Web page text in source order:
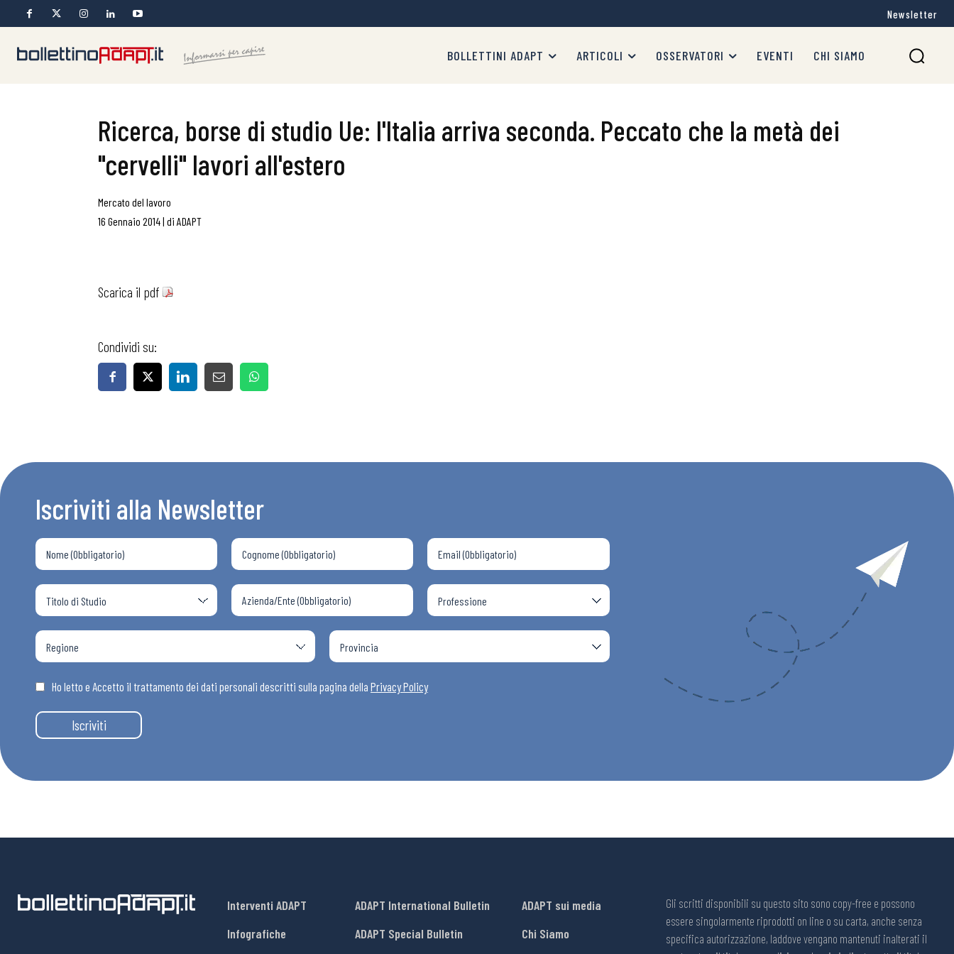
Bollettini ADAPT
Articoli
Osservatori
Eventi
Newsletter
BOLLETTINI ADAPT ARTICOLI OSSERVATORI EVENTI CHI SIAMO
Ricerca, borse di studio Ue: l'Italia arriva seconda. Peccato che la metà dei
"cervelli" lavori all'estero
Mercato del lavoro
16 Gennaio 2014| di ADAPT
Scarica il pdf
Condividi su:
Iscriviti alla Newsletter
Ho letto e Accetto il trattamento dei dati personali descritti sulla pagina della Privacy Policy
Iscriviti
Interventi ADAPT
Infografiche
ADAPT International Bulletin
ADAPT Special Bulletin
ADAPT sui media
Chi Siamo
Gli scritti disponibili su questo sito sono copy-free e possono
essere singolarmente riprodotti on line o su carta, anche senza
specifica autorizzazione, laddove vengano mantenuti inalterati il